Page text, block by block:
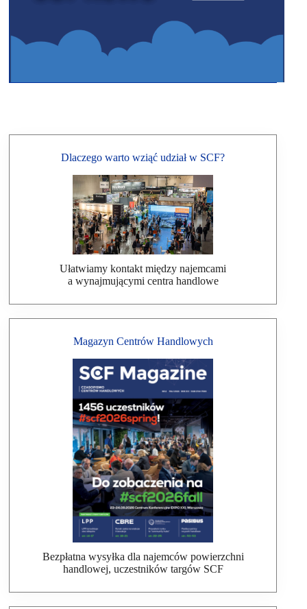
Dlaczego warto wziąć udział w SCF?
Ułatwiamy kontakt między najemcami
a wynajmującymi centra handlowe
Magazyn Centrów Handlowych
Bezpłatna wysyłka dla najemców powierzchni
handlowej, uczestników targów SCF